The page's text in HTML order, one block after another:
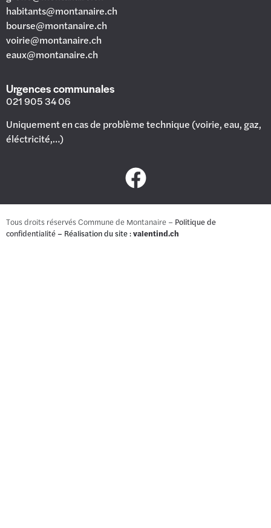
habitants@montanaire.ch
bourse@montanaire.ch
voirie@montanaire.ch
eaux@montanaire.ch
Urgences communales
021 905 34 06
Uniquement en cas de problème technique (voirie, eau, gaz,
éléctricité,…)
Tous droits réservés Commune de Montanaire – Politique de
confidentialité– Réalisation du site :valentind.ch